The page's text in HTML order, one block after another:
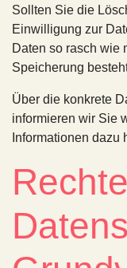
Sollten Sie die
Einwilligung zur
Daten so rasch wie
Speicherung
Über die konkrete
informieren wir Sie
Informationen dazu